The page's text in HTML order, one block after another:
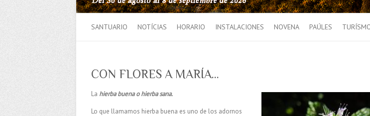
SANTUARIO NOTÍCIAS HORARIO INSTALACIONES NOVENA PAÚLES
CON FLORES A MARÍA…
La hierba buena o hierba sana.
Lo que llamamos hierba buena es uno de los adornos